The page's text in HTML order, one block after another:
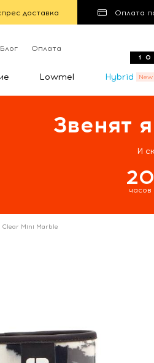
доставка Оплата
Блог Оплата
Lowmel Hybrid
Звенят
И
20
часов
Clear Mini Marble